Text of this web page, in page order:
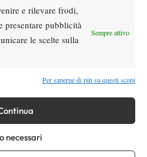
e rilevare frodi,
presentare pubblicità
le scelte sulla
Sempre attivo
Per saperne di più su questi scopi
necessari
, P.iva 14250480960
Nizegorodcew